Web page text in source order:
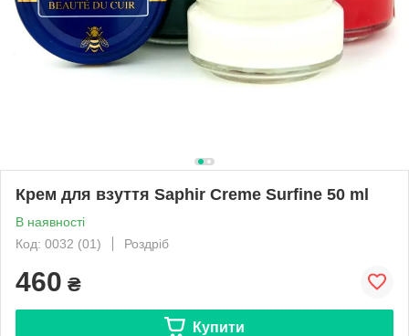
Крем для взуття Saphir Creme Surfine 50 ml
В наявності
Код: 0032 (01)
Роздріб
460 ₴
Купити